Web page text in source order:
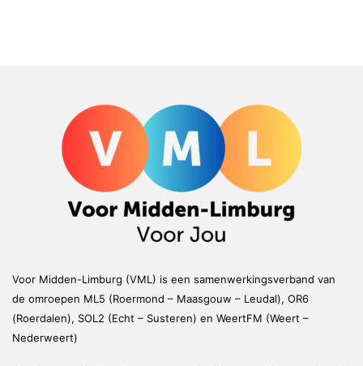
Voor Midden-Limburg (VML) is een samenwerkingsverband van
de omroepen ML5 (Roermond – Maasgouw – Leudal), OR6
(Roerdalen), SOL2 (Echt – Susteren) en WeertFM (Weert –
Nederweert)